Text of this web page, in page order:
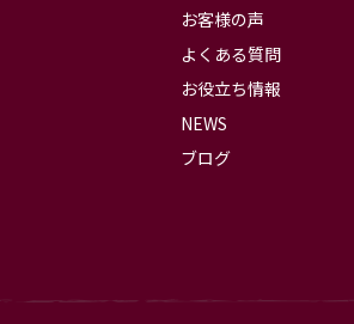
お客様の声
よくある質問
お役立ち情報
NEWS
ブログ